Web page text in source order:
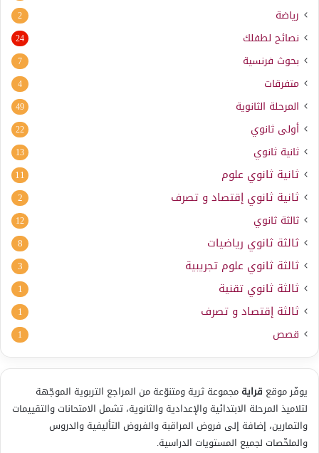
رياضة 2
نصائح لطفلك 24
بحوث فرنسية 7
متفرقات 4
المرحلة الثانوية 49
أولى ثانوي 22
ثانية ثانوي 13
ثانية ثانوي علوم 11
ثانية ثانوي إقتصاد و تصرف 2
ثالثة ثانوي 12
ثالثة ثانوي رياضيات 8
ثالثة ثانوي علوم تجريبية 3
ثالثة ثانوي تقنية 1
ثالثة إقتصاد و تصرف 1
قصص 1
يوفّر موقع قرايةمجموعة ثرية ومتنوّعة من المراجع التربوية الموجّهة
لتلاميذ المرحلة الابتدائية والإعدادية والثانوية، تشمل الامتحانات والتقييمات
والتمارين، إضافة إلى فروض المراقبة والفروض التأليفية والدروس
والملخّصات لجميع المستويات الدراسية.